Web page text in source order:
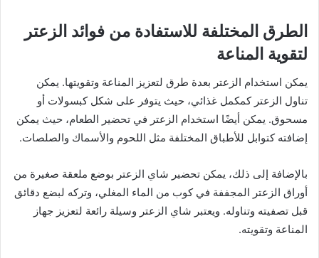
الطرق المختلفة للاستفادة من فوائد الزعتر
لتقوية المناعة
يمكن استخدام الزعتر بعدة طرق لتعزيز المناعة وتقويتها. يمكن
تناول الزعتر كمكمل غذائي، حيث يتوفر على شكل كبسولات أو
مسحوق. يمكن أيضًا استخدام الزعتر في تحضير الطعام، حيث يمكن
إضافته كتوابل للأطباق المختلفة مثل اللحوم والأسماك والصلصات.
بالإضافة إلى ذلك، يمكن تحضير شاي الزعتر بوضع ملعقة صغيرة من
أوراق الزعتر المجففة في كوب من الماء المغلي، وتركه لبضع دقائق
قبل تصفيته وتناوله. ويعتبر شاي الزعتر وسيلة رائعة لتعزيز جهاز
المناعة وتقويته.